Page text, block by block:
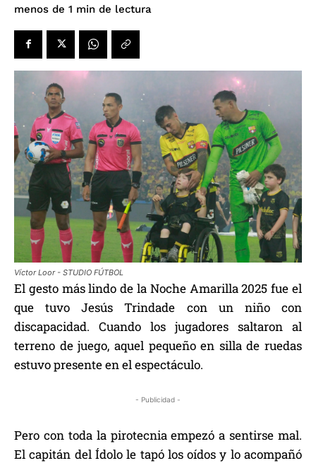
menos de 1 min de lectura
Víctor Loor - STUDIO FÚTBOL
El gesto más lindo de la Noche Amarilla 2025 fue el
que tuvo Jesús Trindade con un niño con
discapacidad. Cuando los jugadores saltaron al
terreno de juego, aquel pequeño en silla de ruedas
estuvo presente en el espectáculo.
- Publicidad -
Pero con toda la pirotecnia empezó a sentirse mal.
El capitán del Ídolo le tapó los oídos y lo acompañó